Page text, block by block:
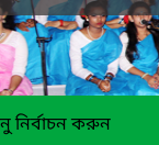
নির্বাচন করুন